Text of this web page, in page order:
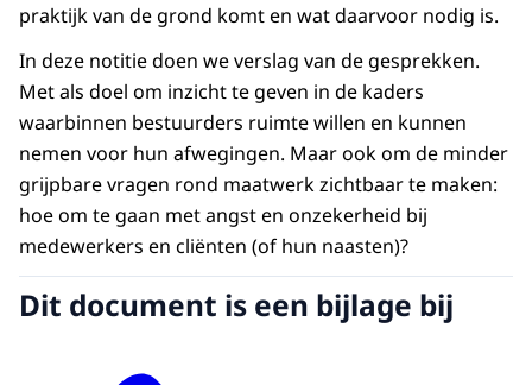
praktijk van de grond komt en wat daarvoor nodig is.
In deze notitie doen we verslag van de gesprekken.
Met als doel om inzicht te geven in de kaders
waarbinnen bestuurders ruimte willen en kunnen
nemen voor hun afwegingen. Maar ook om de minder
grijpbare vragen rond maatwerk zichtbaar te maken:
hoe om te gaan met angst en onzekerheid bij
medewerkers en cliënten (of hun naasten)?
Dit document is een bijlage bij